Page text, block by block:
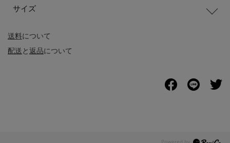
送料について
配送と返品について
サイズ